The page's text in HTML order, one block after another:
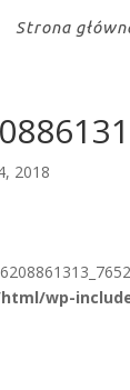
Strona
2018
wp-